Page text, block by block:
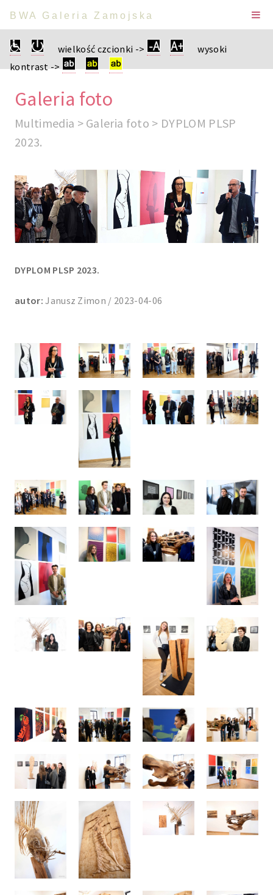
BWA Galeria Zamojska
wielkość czcionki ->
wysoki
kontrast ->
Galeria foto
Multimedia > Galeria foto > DYPLOM PLSP
2023.
DYPLOM PLSP 2023.
autor: Janusz Zimon / 2023-04-06